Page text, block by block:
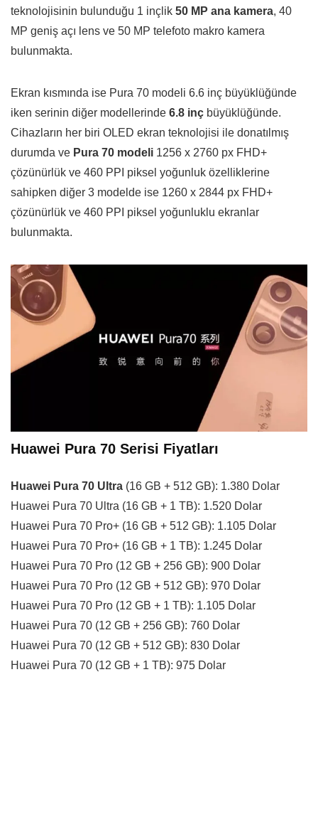
teknolojisinin bulunduğu 1 inçlik 50 MP ana kamera, 40
MP geniş açı lens ve 50 MP telefoto makro kamera
bulunmakta.
Ekran kısmında ise Pura 70 modeli 6.6 inç büyüklüğünde
iken serinin diğer modellerinde 6.8 inç büyüklüğünde.
Cihazların her biri OLED ekran teknolojisi ile donatılmış
durumda ve Pura 70 modeli 1256 x 2760 px FHD+
çözünürlük ve 460 PPI piksel yoğunluk özelliklerine
sahipken diğer 3 modelde ise 1260 x 2844 px FHD+
çözünürlük ve 460 PPI piksel yoğunluklu ekranlar
bulunmakta.
Huawei Pura 70 Serisi Fiyatları
Huawei Pura 70 Ultra (16 GB + 512 GB): 1.380 Dolar
Huawei Pura 70 Ultra (16 GB + 1 TB): 1.520 Dolar
Huawei Pura 70 Pro+ (16 GB + 512 GB): 1.105 Dolar
Huawei Pura 70 Pro+ (16 GB + 1 TB): 1.245 Dolar
Huawei Pura 70 Pro (12 GB + 256 GB): 900 Dolar
Huawei Pura 70 Pro (12 GB + 512 GB): 970 Dolar
Huawei Pura 70 Pro (12 GB + 1 TB): 1.105 Dolar
Huawei Pura 70 (12 GB + 256 GB): 760 Dolar
Huawei Pura 70 (12 GB + 512 GB): 830 Dolar
Huawei Pura 70 (12 GB + 1 TB): 975 Dolar